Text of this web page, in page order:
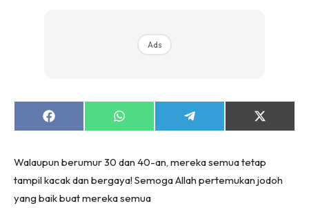
Ads
Share
on
Share
on
Share
on
Share
on
Walaupun berumur 30 dan 40-an, mereka semua tetap
tampil kacak dan bergaya! Semoga Allah pertemukan jodoh
yang baik buat mereka semua